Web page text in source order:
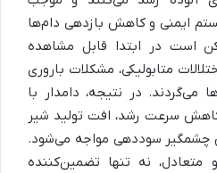
ایمنی و کاهش بازدهی دام‌ها
است در ابتدا قابل مشاهده
متابولیکی، مشکلات باروری
در نتیجه، دامدار با
سرعت رشد، افت تولید شیر
سوددهی مواجه می‌شود.
متعادل، نه تنها تضمین‌کننده